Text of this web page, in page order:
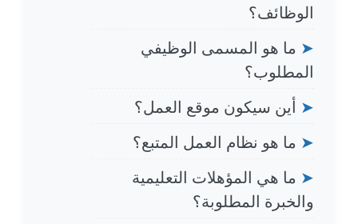
الوظائف؟
➤ ما هو المسمى الوظيفي
المطلوب؟
➤ أين سيكون موقع العمل؟
➤ ما هو نظام العمل المتبع؟
➤ ما هي المؤهلات التعليمية
والخبرة المطلوبة؟